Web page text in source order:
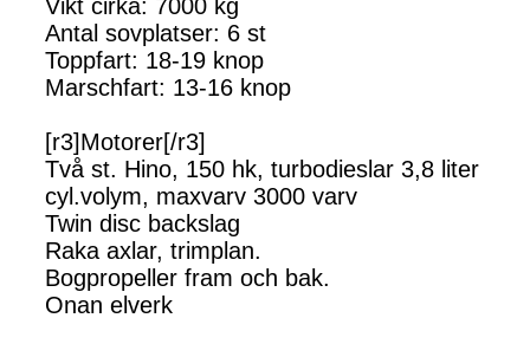
Vikt cirka: 7000 kg
Antal sovplatser: 6 st
Toppfart: 18-19 knop
Marschfart: 13-16 knop
[r3]Motorer[/r3]
Två st. Hino, 150 hk, turbodieslar 3,8 liter
cyl.volym, maxvarv 3000 varv
Twin disc backslag
Raka axlar, trimplan.
Bogpropeller fram och bak.
Onan elverk